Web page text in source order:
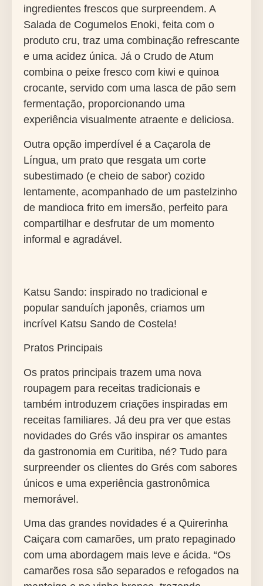
ingredientes frescos que surpreendem. A
Salada de Cogumelos Enoki, feita com o
produto cru, traz uma combinação refrescante
e uma acidez única. Já o Crudo de Atum
combina o peixe fresco com kiwi e quinoa
crocante, servido com uma lasca de pão sem
fermentação, proporcionando uma
experiência visualmente atraente e deliciosa.
Outra opção imperdível é a Caçarola de
Língua, um prato que resgata um corte
subestimado (e cheio de sabor) cozido
lentamente, acompanhado de um pastelzinho
de mandioca frito em imersão, perfeito para
compartilhar e desfrutar de um momento
informal e agradável.
Katsu Sando: inspirado no tradicional e
popular sanduích japonês, criamos um
incrível Katsu Sando de Costela!
Pratos Principais
Os pratos principais trazem uma nova
roupagem para receitas tradicionais e
também introduzem criações inspiradas em
receitas familiares. Já deu pra ver que estas
novidades do Grés vão inspirar os amantes
da gastronomia em Curitiba, né? Tudo para
surpreender os clientes do Grés com sabores
únicos e uma experiência gastronômica
memorável.
Uma das grandes novidades é a Quirerinha
Caiçara com camarões, um prato repaginado
com uma abordagem mais leve e ácida. “Os
camarões rosa são separados e refogados na